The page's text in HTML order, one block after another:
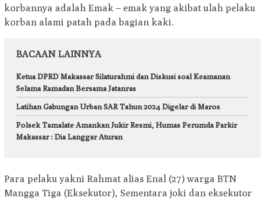
korbannya adalah Emak – emak yang akibat ulah pelaku
korban alami patah pada bagian kaki.
BACAAN LAINNYA
Ketua DPRD Makassar Silaturahmi dan Diskusi soal Keamanan
Selama Ramadan Bersama Jatanras
Latihan Gabungan Urban SAR Tahun 2024 Digelar di Maros
Polsek Tamalate Amankan Jukir Resmi, Humas Perumda Parkir
Makassar : Dia Langgar Aturan
Para pelaku yakni Rahmat alias Enal (27) warga BTN
Mangga Tiga (Eksekutor), Sementara joki dan eksekutor